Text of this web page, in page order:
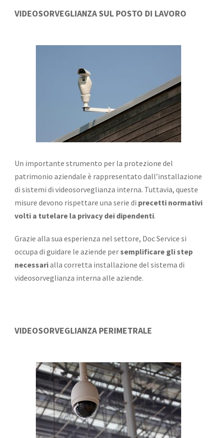
VIDEOSORVEGLIANZA SUL POSTO DI LAVORO
Un importante strumento per la protezione del
patrimonio aziendale è rappresentato dall’installazione
di sistemi di videosorveglianza interna. Tuttavia, queste
misure devono rispettare una serie di precetti normativi
volti a tutelare la privacy dei dipendenti.
Grazie alla sua esperienza nel settore, Doc Service si
occupa di guidare le aziende persemplificare gli step
necessarialla corretta installazione del sistema di
videosorveglianza interna alle aziende.
VIDEOSORVEGLIANZA PERIMETRALE